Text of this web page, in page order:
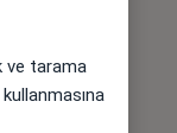
Sal,
ve tarama